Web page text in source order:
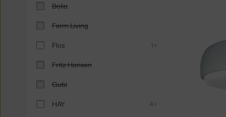
Bolia
Ferm Living
Flos 1×
Fritz Hansen
Gubi
HAY 4×